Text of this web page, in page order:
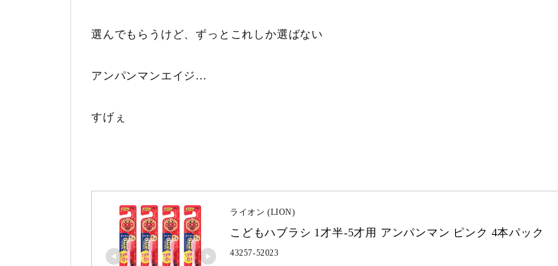
選んでもらうけど、ずっとこれしか選ばない
アンパンマンエイジ…
すげぇ
ライオン (LION)
こどもハブラシ 1才半-5才用 アンパンマン ピンク 4本パック
43257-52023